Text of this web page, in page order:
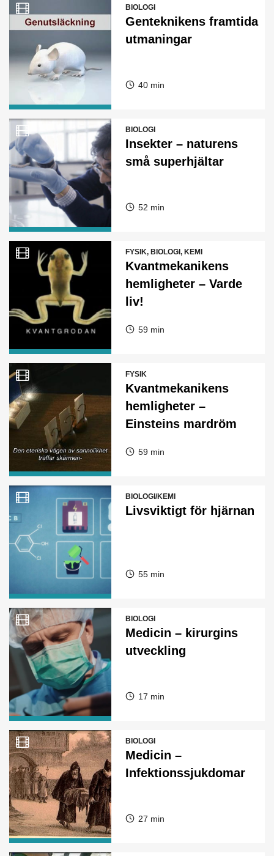
BIOLOGI
Genteknikens framtida
utmaningar
40 min
BIOLOGI
Insekter – naturens
små superhjältar
52 min
FYSIK, BIOLOGI, KEMI
Kvantmekanikens
hemligheter – Varde
liv!
59 min
FYSIK
Kvantmekanikens
hemligheter –
Einsteins mardröm
59 min
BIOLOGI/KEMI
Livsviktigt för hjärnan
55 min
BIOLOGI
Medicin – kirurgins
utveckling
17 min
BIOLOGI
Medicin –
Infektionssjukdomar
27 min